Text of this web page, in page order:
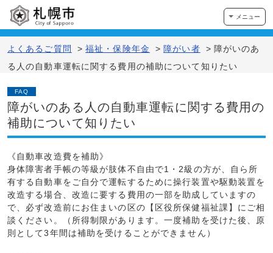
メニュー
よくあるご質問 > 福祉・保険年金 > 障がい者 > 障がいのあ
る人の自動車運転に関する費用の補助について知りたい
FAQ
障がいのある人の自動車運転に関する費用の
補助について知りたい
《自動車改造費を補助》
身体障害者手帳の等級が肢体不自由で1・2級の方が、自ら所
有する自動車をご自分で運転するために操行装置や駆動装置を
改造する場合、改造に要する費用の一部を助成していますの
で、必ず改造前にお住まいの区の【区役所保健福祉課】にご相
談ください。（所得制限があります。一度補助を受けた後、原
則として3年間は補助を受けることができません）